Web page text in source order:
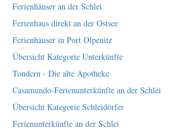
Ferienhäuser an der Schlei
Ferienhaus direkt an der Ostsee
Ferienhäuser in Port Olpenitz
Übersicht Kategorie Unterkünfte
Tondern - Die alte Apotheke
Casamundo-Ferienunterkünfte an der Schlei
Übersicht Kategorie Schleidörfer
Ferienunterkünfte an der Schlei